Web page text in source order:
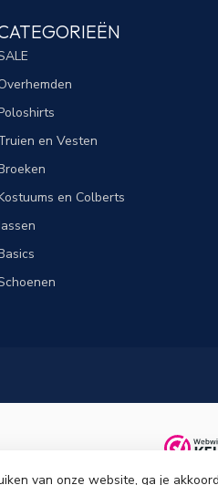
en Vesten
en Colberts
van onze website, ga je